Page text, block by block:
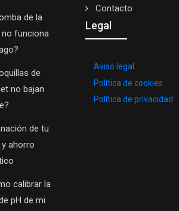
de la
no funciona
de
no bajan
de tu
ahorro
calibrar la
pH de mi
Contacto
Legal
Aviso legal
Política de cookies
Política de privacidad